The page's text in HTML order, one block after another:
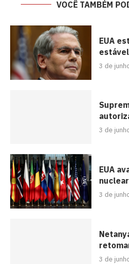
VOCÊ TAMBÉM
EUA
3 de
3 de
EUA
3 de
3 de